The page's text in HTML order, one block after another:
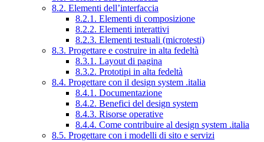
8.2. Elementi dell’interfaccia
8.2.1. Elementi di composizione
8.2.2. Elementi interattivi
8.2.3. Elementi testuali (microtesti)
8.3. Progettare e costruire in alta fedeltà
8.3.1. Layout di pagina
8.3.2. Prototipi in alta fedeltà
8.4. Progettare con il design system .italia
8.4.1. Documentazione
8.4.2. Benefici del design system
8.4.3. Risorse operative
8.4.4. Come contribuire al design system .italia
8.5. Progettare con i modelli di sito e servizi